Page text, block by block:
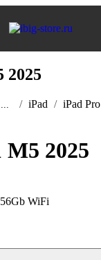
2025
iPad
iPad Pro
M5 2025
WiFi